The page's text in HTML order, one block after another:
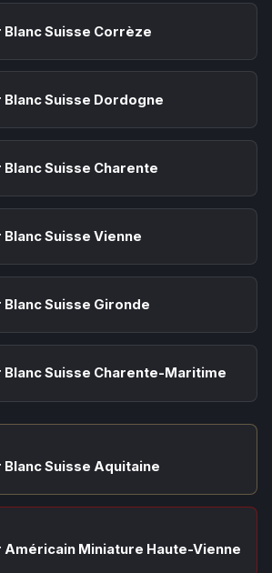
Suisse Corrèze
Suisse Dordogne
Suisse Charente
Suisse Vienne
Suisse Gironde
Blanc Suisse Charente-Maritime
Suisse Aquitaine
Américain Miniature Haute-Vienne